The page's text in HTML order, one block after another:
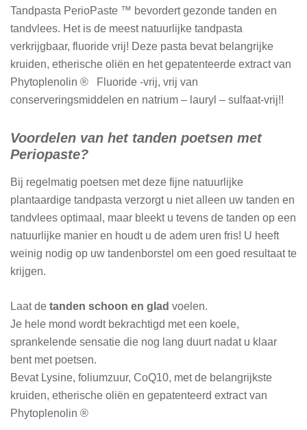
Tandpasta PerioPaste ™ bevordert gezonde tanden en
tandvlees. Het is de meest natuurlijke tandpasta
verkrijgbaar, fluoride vrij! Deze pasta bevat belangrijke
kruiden, etherische oliën en het gepatenteerde extract van
Phytoplenolin ® Fluoride -vrij, vrij van
conserveringsmiddelen en natrium – lauryl – sulfaat-vrij!!
Voordelen van het tanden poetsen met
Periopaste?
Bij regelmatig poetsen met deze fijne natuurlijke
plantaardige tandpasta verzorgt u niet alleen uw tanden en
tandvlees optimaal, maar bleekt u tevens de tanden op een
natuurlijke manier en houdt u de adem uren fris! U heeft
weinig nodig op uw tandenborstel om een goed resultaat te
krijgen.
Laat de tanden schoon en glad voelen.
Je hele mond wordt bekrachtigd met een koele,
sprankelende sensatie die nog lang duurt nadat u klaar
bent met poetsen.
Bevat Lysine, foliumzuur, CoQ10, met de belangrijkste
kruiden, etherische oliën en gepatenteerd extract van
Phytoplenolin ®